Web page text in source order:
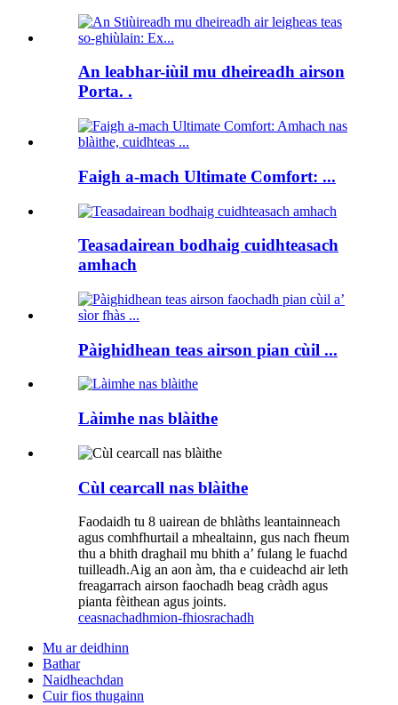
An leabhar-iùil mu dheireadh airson
Porta. .
Faigh a-mach Ultimate Comfort: ...
Teasadairean bodhaig cuidhteasach
amhach
Pàighidhean teas airson pian cùil ...
Làimhe nas blàithe
Cùl cearcall nas blàithe
Faodaidh tu 8 uairean de bhlàths leantainneach
agus comhfhurtail a mhealtainn, gus nach fheum
thu a bhith draghail mu bhith a’ fulang le fuachd
tuilleadh.Aig an aon àm, tha e cuideachd air leth
freagarrach airson faochadh beag cràdh agus
pianta fèithean agus joints.
ceasnachadhmion-fhiosrachadh
Mu ar deidhinn
Bathar
Naidheachdan
Cuir fios thugainn